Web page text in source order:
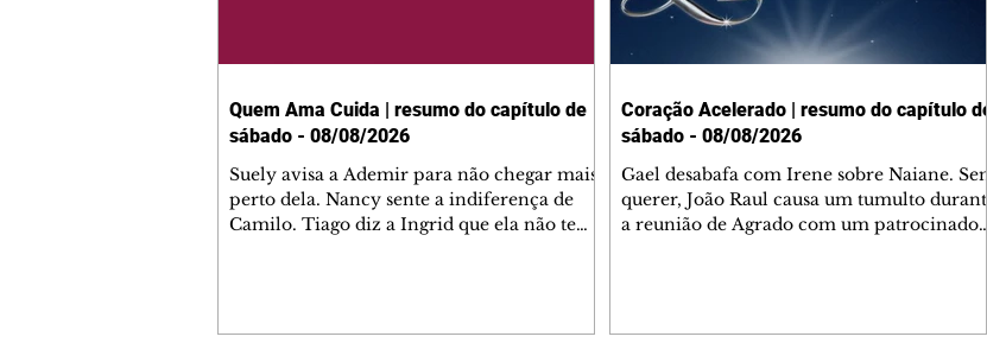
Quem Ama Cuida | resumo do capítulo de
sábado - 08/08/2026
Suely avisa a Ademir para não chegar mais
perto dela. Nancy sente a indiferença de
Camilo. Tiago diz a Ingrid que ela não tem
Coração Acelerado | resumo do capítulo de
sábado - 08/08/2026
Gael desabafa com Irene sobre Naiane. Sem
querer, João Raul causa um tumulto durante
a reunião de Agrado com um patrocinador.